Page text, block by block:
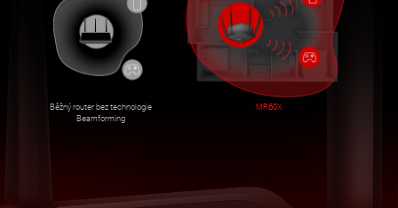
Běžný router bez technologie
Beamforming
MR60X